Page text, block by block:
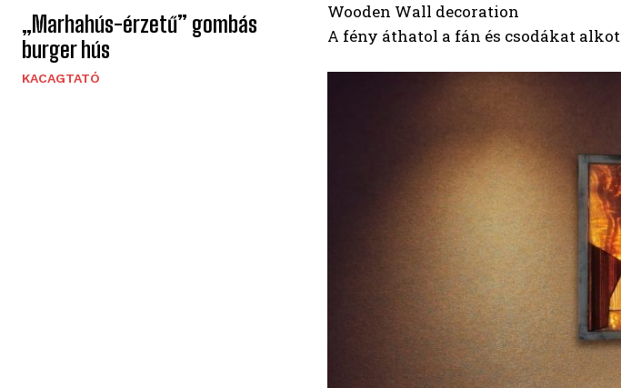
„Marhahús-érzetű” gombás
burger hús
KACAGTATÓ
Wooden Wall decoration
A fény áthatol a fán és csodákat alkot